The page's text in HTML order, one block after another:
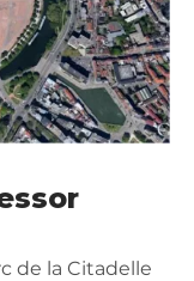
de la Citadelle